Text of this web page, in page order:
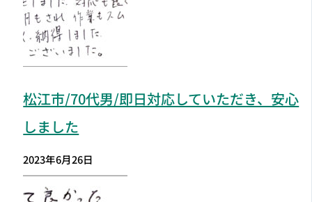
松江市/70代男/即日対応していただき、安心
しました
2023年6月26日